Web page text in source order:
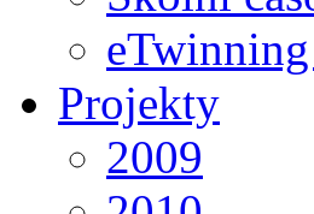
Projekty
2009